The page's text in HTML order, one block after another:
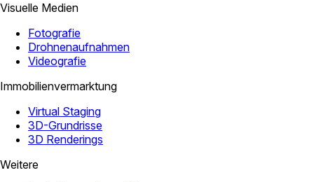
Visuelle Medien
Fotografie
Drohnenaufnahmen
Videografie
Immobilienvermarktung
Virtual Staging
3D-Grundrisse
3D Renderings
Weitere